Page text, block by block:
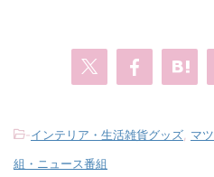
-インテリア・生活雑貨グッズ マ
組・ニュース番組